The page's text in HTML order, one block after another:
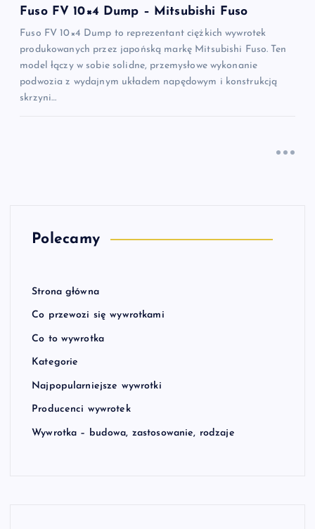
Fuso FV 10×4 Dump – Mitsubishi Fuso
Fuso FV 10×4 Dump to reprezentant ciężkich wywrotek
produkowanych przez japońską markę Mitsubishi Fuso. Ten
model łączy w sobie solidne, przemysłowe wykonanie
podwozia z wydajnym układem napędowym i konstrukcją
skrzyni…
Polecamy
Strona główna
Co przewozi się wywrotkami
Co to wywrotka
Kategorie
Najpopularniejsze wywrotki
Producenci wywrotek
Wywrotka – budowa, zastosowanie, rodzaje